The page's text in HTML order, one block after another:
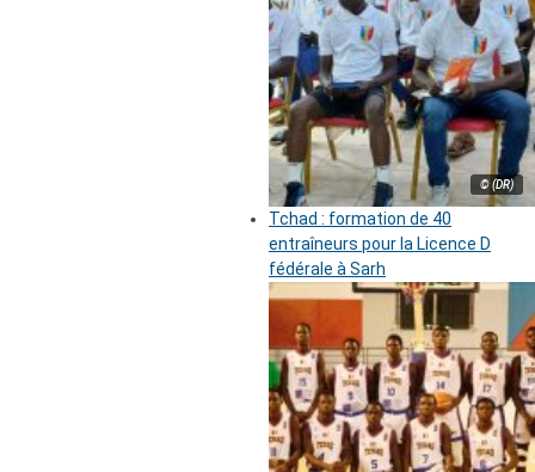
© (DR)
Tchad : formation de 40
entraîneurs pour la Licence D
fédérale à Sarh